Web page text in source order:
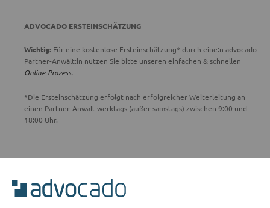
ADVOCADO ERSTEINSCHÄTZUNG
Wichtig: Für eine kostenlose Ersteinschätzung* durch eine:n advocado
Partner-Anwält:in nutzen Sie bitte unseren einfachen & schnellen
Online-Prozess.
*Die Ersteinschätzung erfolgt nach erfolgreicher Weiterleitung an
einen Partner-Anwalt werktags (außer samstags) zwischen 9:00 und
18:00 Uhr.
Unser Serviceteam ist von 8:00 bis 17:00 Uhr für Sie erreichbar.